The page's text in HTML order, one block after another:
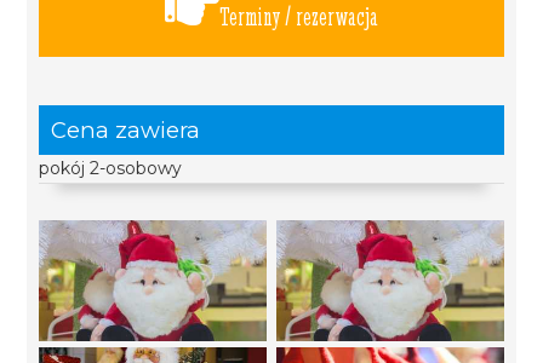
Terminy / rezerwacja
Cena zawiera
pokój 2-osobowy